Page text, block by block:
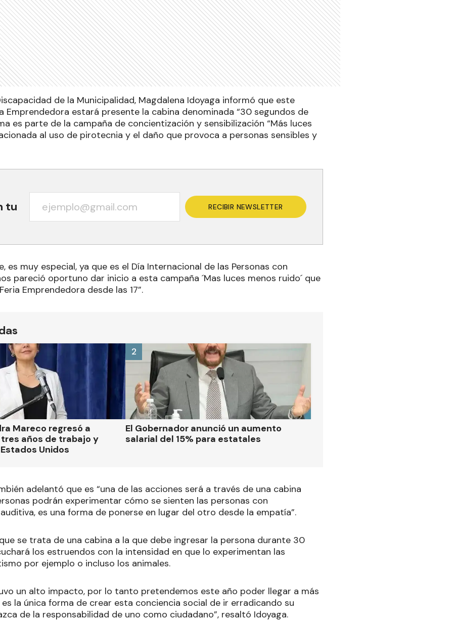
de la Municipalidad, Magdalena Idoyaga informó que este
Emprendedora estará presente la cabina denominada “30 segundos de
es parte de la campaña de concientización y sensibilización “Más luces
al uso de pirotecnia y el daño que provoca a personas sensibles y
tu RECIBIR NEWSLETTER
es muy especial, ya que es el Día Internacional de las Personas con
pareció oportuno dar inicio a esta campaña ´Mas luces menos ruido´ que
Emprendedora desde las 17”.
Mareco regresó a
años de trabajo y
Unidos
El Gobernador anunció un aumento
salarial del 15% para estatales
2
adelantó que es “una de las acciones será a través de una cabina
podrán experimentar cómo se sienten las personas con
es una forma de ponerse en lugar del otro desde la empatía”.
se trata de una cabina a la que debe ingresar la persona durante 30
los estruendos con la intensidad en que lo experimentan las
por ejemplo o incluso los animales.
un alto impacto, por lo tanto pretendemos este año poder llegar a más
la única forma de crear esta conciencia social de ir erradicando su
de la responsabilidad de uno como ciudadano”, resaltó Idoyaga.